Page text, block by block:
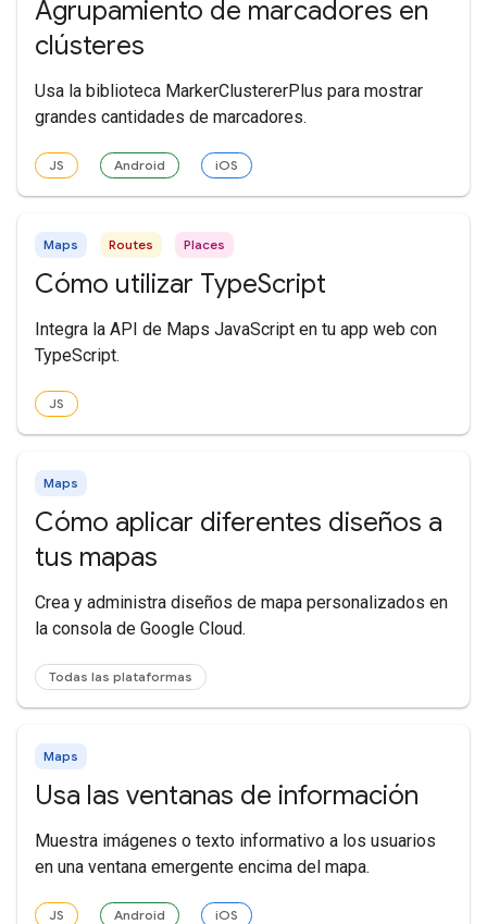
Agrupamiento de marcadores en
clústeres
Usa la biblioteca MarkerClustererPlus para mostrar
grandes cantidades de marcadores.
JS Android iOS
Maps Routes Places
Cómo utilizar TypeScript
Integra la API de Maps JavaScript en tu app web con
TypeScript.
JS
Maps
Cómo aplicar diferentes diseños a
tus mapas
Crea y administra diseños de mapa personalizados en
la consola de Google Cloud.
Todas las plataformas
Maps
Usa las ventanas de información
Muestra imágenes o texto informativo a los usuarios
en una ventana emergente encima del mapa.
JS Android iOS